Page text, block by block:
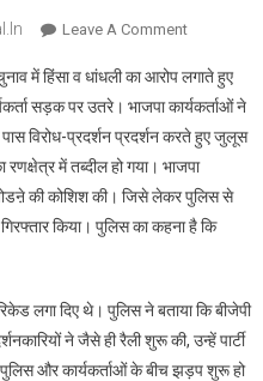
Leave A CommentOn
Election
में
हिंसा
एंव
धांधली
के
सड़कों
पर
में हिंसा व धांधली का आरोप लगाते हुए
सड़क पर उतरे। भाजपा कार्यकर्ताओं ने
विरोध-प्रदर्शन प्रदर्शन करते हुए जुलूस
में तब्दील हो गया। भाजपा
तोडऩे की कोशिश की। जिसे लेकर पुलिस से
किया। पुलिस का कहना है कि
लगा दिए थे। पुलिस ने बताया कि बीजेपी
ने जैसे ही रैली शुरू की, उन्हें पार्टी
पुलिस और कार्यकर्ताओं के बीच झड़प शुरू हो